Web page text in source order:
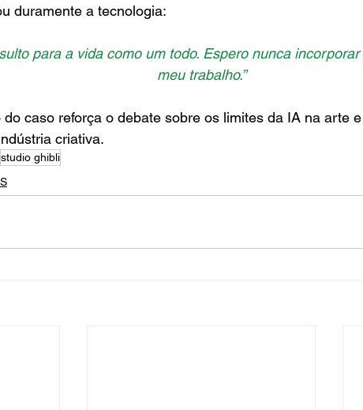
duramente a tecnologia:
para a vida como um todo. Espero nunca
meu trabalho.”
caso reforça o debate sobre os limites da IA na arte
criativa.
studio ghibli